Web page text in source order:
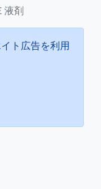
液剤
ト広告を利用